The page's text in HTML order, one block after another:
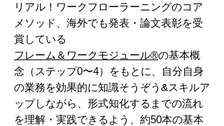
リアル！ワークフローラーニングのコア
メソッド、海外でも発表・論文表彰を受
賞している
フレーム＆ワークモジュール®の基本概
念（ステップ0〜4）をもとに
、自分自身
の業務を効果的に知識そうぞう&スキルア
ップしながら、形式知化するまでの流れ
を理解・実践できるよう、約50本の基本